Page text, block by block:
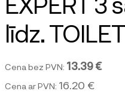
līdz.
Cena bez PVN: 13.39 €
Cena ar PVN: 16.20 €